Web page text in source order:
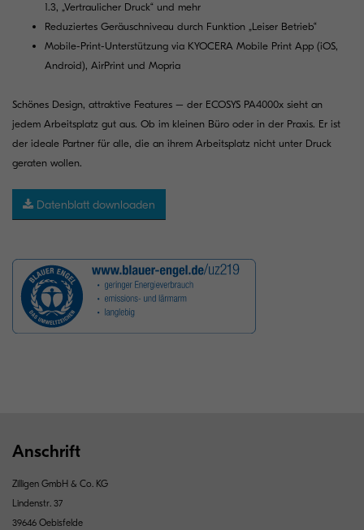
1.3, „Vertraulicher Druck“ und mehr
Reduziertes Geräuschniveau durch Funktion „Leiser Betrieb“
Mobile-Print-Unterstützung via KYOCERA Mobile Print App (iOS,
Android), AirPrint und Mopria
Schönes Design, attraktive Features – der ECOSYS PA4000x sieht an
jedem Arbeitsplatz gut aus. Ob im kleinen Büro oder in der Praxis. Er ist
der ideale Partner für alle, die an ihrem Arbeitsplatz nicht unter Druck
geraten wollen.
Datenblatt downloaden
Anschrift
Zilligen GmbH & Co. KG
Lindenstr. 37
39646 Oebisfelde